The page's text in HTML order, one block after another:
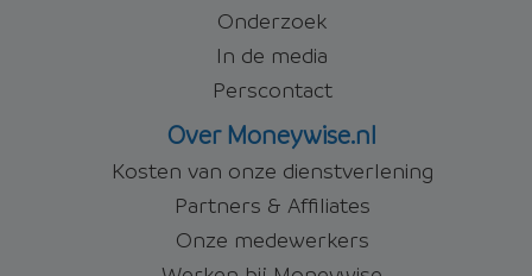
Onderzoek
In de media
Perscontact
Over Moneywise.nl
Kosten van onze dienstverlening
Partners & Affiliates
Onze medewerkers